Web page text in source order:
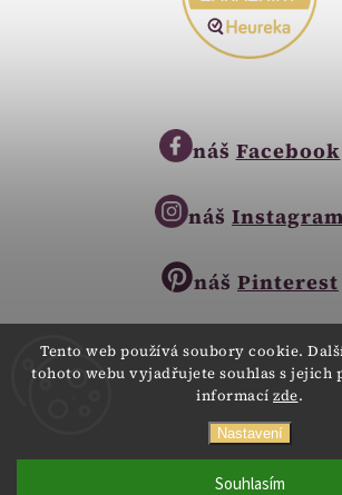
Tento web používá soubory cookie.
tohoto webu vyjadřujete souhlas s jejich
informací zde.
Nastavení
Souhlasím
obchod@zlatnictvi-zlaticko.cz
náš Facebook
náš Instagram
náš Pinterest
Copyright © 2023
Všechna práva
Webdesign